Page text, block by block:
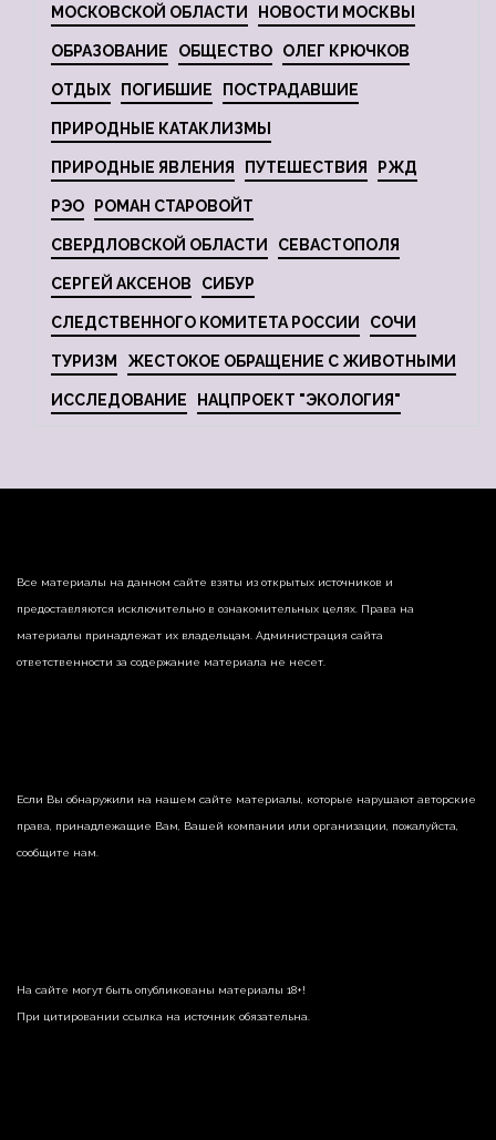
МОСКОВСКОЙ ОБЛАСТИ НОВОСТИ МОСКВЫ
ОБРАЗОВАНИЕ ОБЩЕСТВО ОЛЕГ КРЮЧКОВ
ОТДЫХ ПОГИБШИЕ ПОСТРАДАВШИЕ
ПРИРОДНЫЕ КАТАКЛИЗМЫ
ПРИРОДНЫЕ ЯВЛЕНИЯ ПУТЕШЕСТВИЯ РЖД
РЭО РОМАН СТАРОВОЙТ
СВЕРДЛОВСКОЙ ОБЛАСТИ СЕВАСТОПОЛЯ
СЕРГЕЙ АКСЕНОВ СИБУР
СЛЕДСТВЕННОГО КОМИТЕТА РОССИИ СОЧИ
ТУРИЗМ ЖЕСТОКОЕ ОБРАЩЕНИЕ С ЖИВОТНЫМИ
ИССЛЕДОВАНИЕ НАЦПРОЕКТ "ЭКОЛОГИЯ"
Все материалы на данном сайте взяты из открытых источников и
предоставляются исключительно в ознакомительных целях. Права на
материалы принадлежат их владельцам. Администрация сайта
ответственности за содержание материала не несет.
Если Вы обнаружили на нашем сайте материалы, которые нарушают авторские
права, принадлежащие Вам, Вашей компании или организации, пожалуйста,
сообщите нам.
На сайте могут быть опубликованы материалы 18+!
При цитировании ссылка на источник обязательна.